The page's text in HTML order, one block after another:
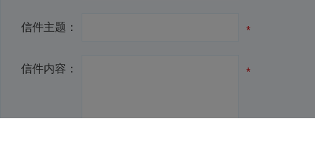
信件主题：
信件内容：